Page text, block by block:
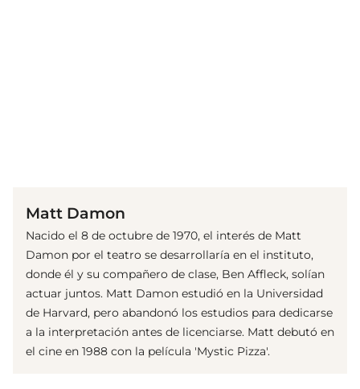
Matt Damon
Nacido el 8 de octubre de 1970, el interés de Matt
Damon por el teatro se desarrollaría en el instituto,
donde él y su compañero de clase, Ben Affleck, solían
actuar juntos. Matt Damon estudió en la Universidad
de Harvard, pero abandonó los estudios para dedicarse
a la interpretación antes de licenciarse. Matt debutó en
el cine en 1988 con la película 'Mystic Pizza'.